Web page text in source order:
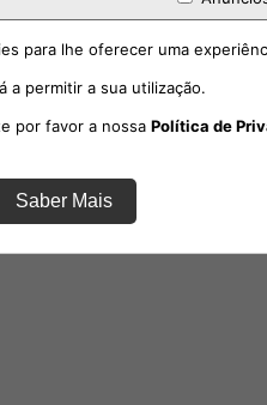
para lhe oferecer uma
a permitir a sua utilização.
por favor a nossa Política de
Saber Mais